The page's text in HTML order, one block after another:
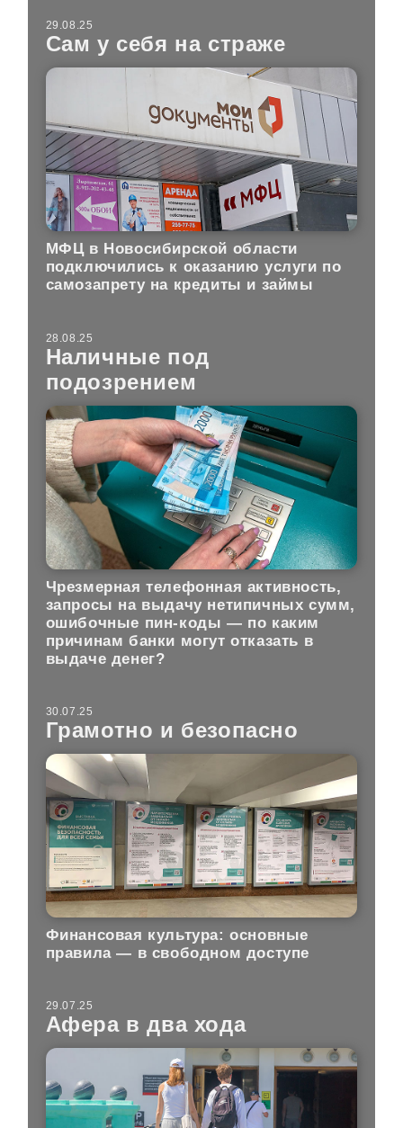
29.08.25
Сам у себя на страже
МФЦ в Новосибирской области
подключились к оказанию услуги по
самозапрету на кредиты и займы
28.08.25
Наличные под
подозрением
Чрезмерная телефонная активность,
запросы на выдачу нетипичных сумм,
ошибочные пин-коды — по каким
причинам банки могут отказать в
выдаче денег?
30.07.25
Грамотно и безопасно
Финансовая культура: основные
правила — в свободном доступе
29.07.25
Афера в два хода